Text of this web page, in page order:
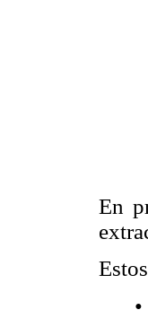
En